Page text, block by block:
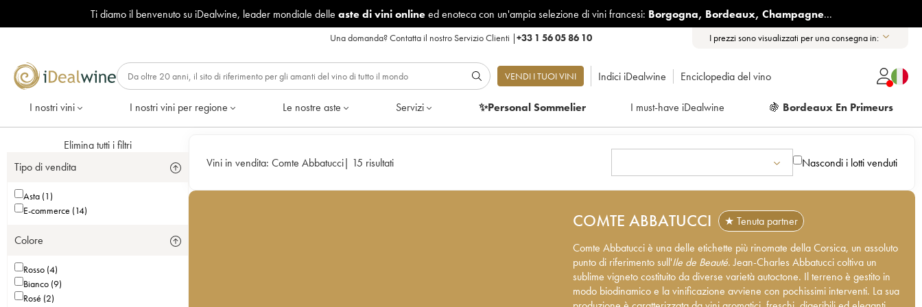
Ti diamo il benvenuto su iDealwine, leader mondiale delle aste di vini onlineed enoteca con un'ampia selezione di vini francesi: Borgogna, Bordeaux, Champagne...
Una domanda?Contatta il nostro Servizio Clienti |+33 1 56 05 86 10 I prezzi sono visualizzati per una consegna in:
VENDI I TUOI VINI Indici iDealwine Enciclopedia del vino
I nostri vini I nostri vini per regione Le nostre aste Servizi ✨Personal Sommelier I must-have iDealwine 🍇 Bordeaux En Primeurs
Elimina tutti i filtri
Tipo di vendita
Asta (1)
E-commerce (14)
Colore
Rosso (4)
Bianco (9)
Rosé (2)
Vini in vendita: Comte Abbatucci| 15 risultati Nascondi i lotti venduti
COMTE ABBATUCCI
★ Tenuta partner
Comte Abbatucci è una delle etichette più rinomate della Corsica, un assoluto
punto di riferimento sull'Ile de Beauté. Jean-Charles Abbatucci coltiva un
sublime vigneto costituito da diverse varietà autoctone. Il terreno è gestito in
modo biodinamico e la vinificazione avviene con pochissimi interventi. La sua